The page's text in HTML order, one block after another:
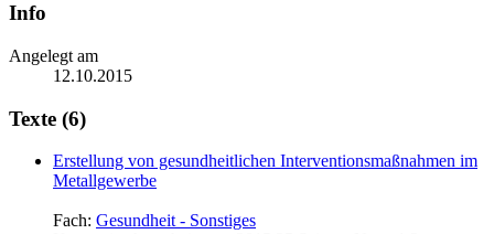
Info
Angelegt am
12.10.2015
Texte (6)
Erstellung von gesundheitlichen Interventionsmaßnahmen im
Metallgewerbe
Fach: Gesundheit - Sonstiges